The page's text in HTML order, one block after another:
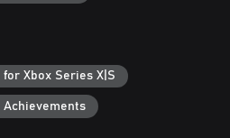
for Xbox Series X|S
Achievements